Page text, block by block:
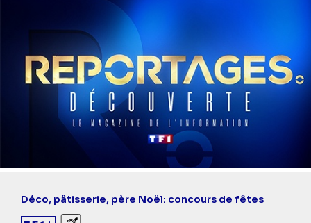
Déco, pâtisserie, père Noël: concours de fêtes